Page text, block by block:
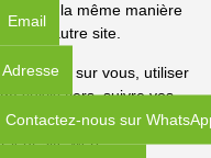
de la même manière
cet autre site.
données sur vous, utiliser
suivis tiers, suivre vos
si vous disposez
leur site web.
Email
Adresse
Contactez-nous sur